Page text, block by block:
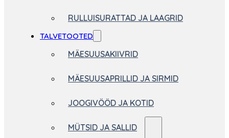
RULLUISURATTAD JA LAAGRID
TALVETOOTED
MÄESUUSAKIIVRID
MÄESUUSAPRILLID JA SIRMID
JOOGIVÖÖD JA KOTID
MÜTSID JA SALLID